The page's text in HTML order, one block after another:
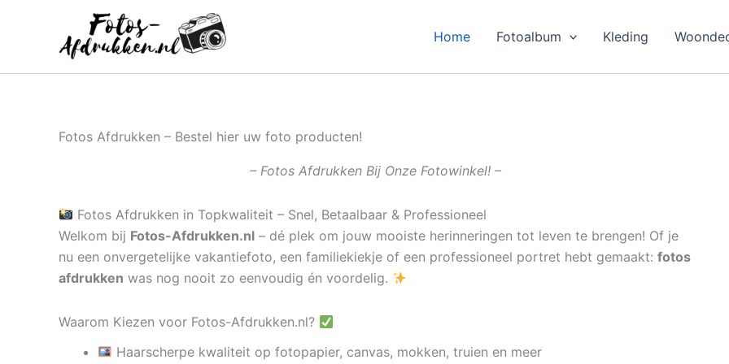
inhoud
Home Fotoalbum Kleding
Fotos Afdrukken – Bestel hier uw foto producten!
– Fotos Afdrukken Bij Onze Fotowinkel! –
Fotos Afdrukken in Topkwaliteit – Snel, Betaalbaar & Professioneel
Welkom bij Fotos-Afdrukken.nl – dé plek om jouw mooiste herinneringen tot leven te brengen! Of je
nu een onvergetelijke vakantiefoto, een familiekiekje of een professioneel portret hebt gemaakt: fotos
afdrukken was nog nooit zo eenvoudig én voordelig.
Waarom Kiezen voor Fotos-Afdrukken.nl?
Haarscherpe kwaliteit op fotopapier, canvas, mokken, truien en meer